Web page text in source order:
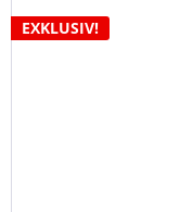
EXKLUSIV!